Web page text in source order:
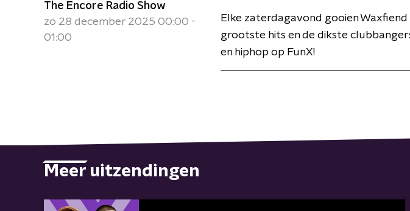
The Encore Radio Show
zo 28 december 2025 00:00 -
01:00
Elke zaterdagavond gooien
grootste hits en de dikste
en hiphop op FunX!
Meer uitzendingen